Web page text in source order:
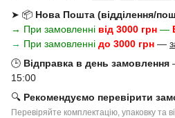
➤ 📦 Нова Пошта (відділення/
→ При замовленні від 3000 грн —
→ При замовленні до 3000 грн —
🕒 Відправка в день замовлення
15:00
🔍 Рекомендуємо перевірити
Перевіряйте комплектацію, упаковку та